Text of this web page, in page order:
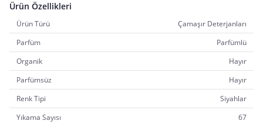
Ürün Özellikleri
Ürün Türü
Çamaşır Deterjanları
Parfüm
Parfümlü
Organik
Hayır
Parfümsüz
Hayır
Renk Tipi
Siyahlar
Yıkama Sayısı
67